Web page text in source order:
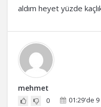
aldım heyet yüzde
mehmet
0 01:29'de